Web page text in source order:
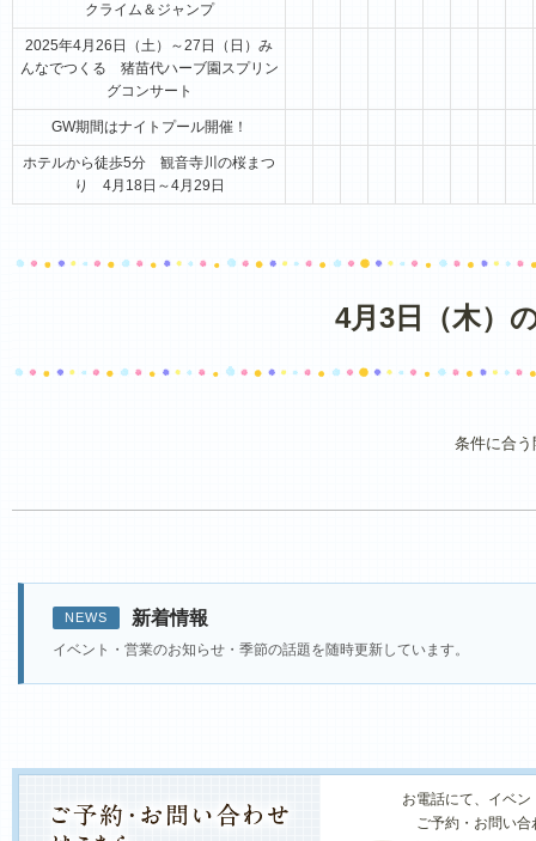
クライム＆ジャンプ
2025年4月26日（土）～27日（日）み
んなでつくる 猪苗代ハーブ園スプリン
グコンサート
GW期間はナイトプール開催！
ホテルから徒歩5分 観音寺川の桜まつ
り 4月18日～4月29日
4月3日（木）
条件に合
NEWS 新着情報
イベント・営業のお知らせ・季節の話題を随時更新しています。
お電話にて、イベ
ご予約・お問い